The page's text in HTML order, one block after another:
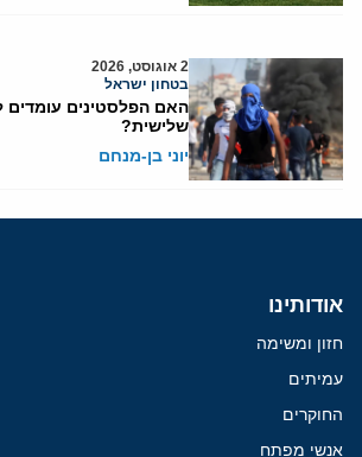
2 אוגוסט, 2026
בטחון ישראל
האם הפלסטינים עומדים
שלישית?
יוני בן-מנחם
אודותינו
חזון ומשימה
עמיתים
החוקרים
אנשי מפתח